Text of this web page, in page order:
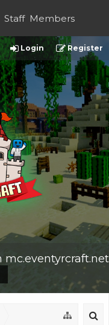
Staff Members
Login Register
mc.eventyrcraft.net